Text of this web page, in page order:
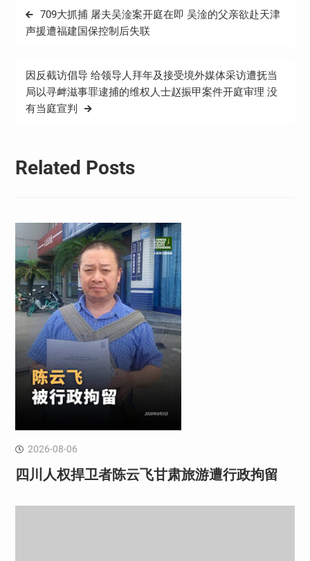
文
章
航
709大抓捕 屠夫吴淦案开庭在即 吴淦的父亲欲赴天津
声援遭福建国保控制后失联
因反截访倡导 给领导人拜年及接受境外媒体采访遭抚当
局以寻衅滋事罪逮捕的维权人士赵振甲案件开庭审理 没
有当庭宣判
Related Posts
2026-08-06
四川人权捍卫者陈云飞甘肃旅游遭行政拘留